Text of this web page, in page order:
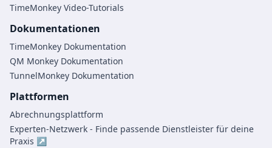
TimeMonkey Video-Tutorials
Dokumentationen
TimeMonkey Dokumentation
QM Monkey Dokumentation
TunnelMonkey Dokumentation
Plattformen
Abrechnungsplattform
Experten-Netzwerk - Finde passende Dienstleister für deine
Praxis ↗